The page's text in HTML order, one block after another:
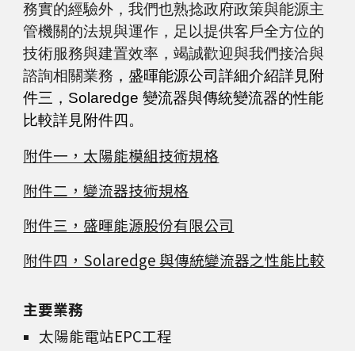
務實的經驗外，我們也熟捻政府政策與能源主
管機關的法規與運作，足以提供客戶全方位的
技術服務與建置效率，竭誠歡迎與我們接洽與
諮詢相關業務 ，盛暉能源公司詳細介紹詳見附
件三，Solaredge 變流器與傳統變流器的性能
比較詳見附件四。
附件一，太陽能模組技術規格
附件二，變流器技術規格
附件三，盛暉能源股份有限公司
附件四，Solaredge 與傳統變流器之性能比較
主要業務
太陽能電站EPC工程